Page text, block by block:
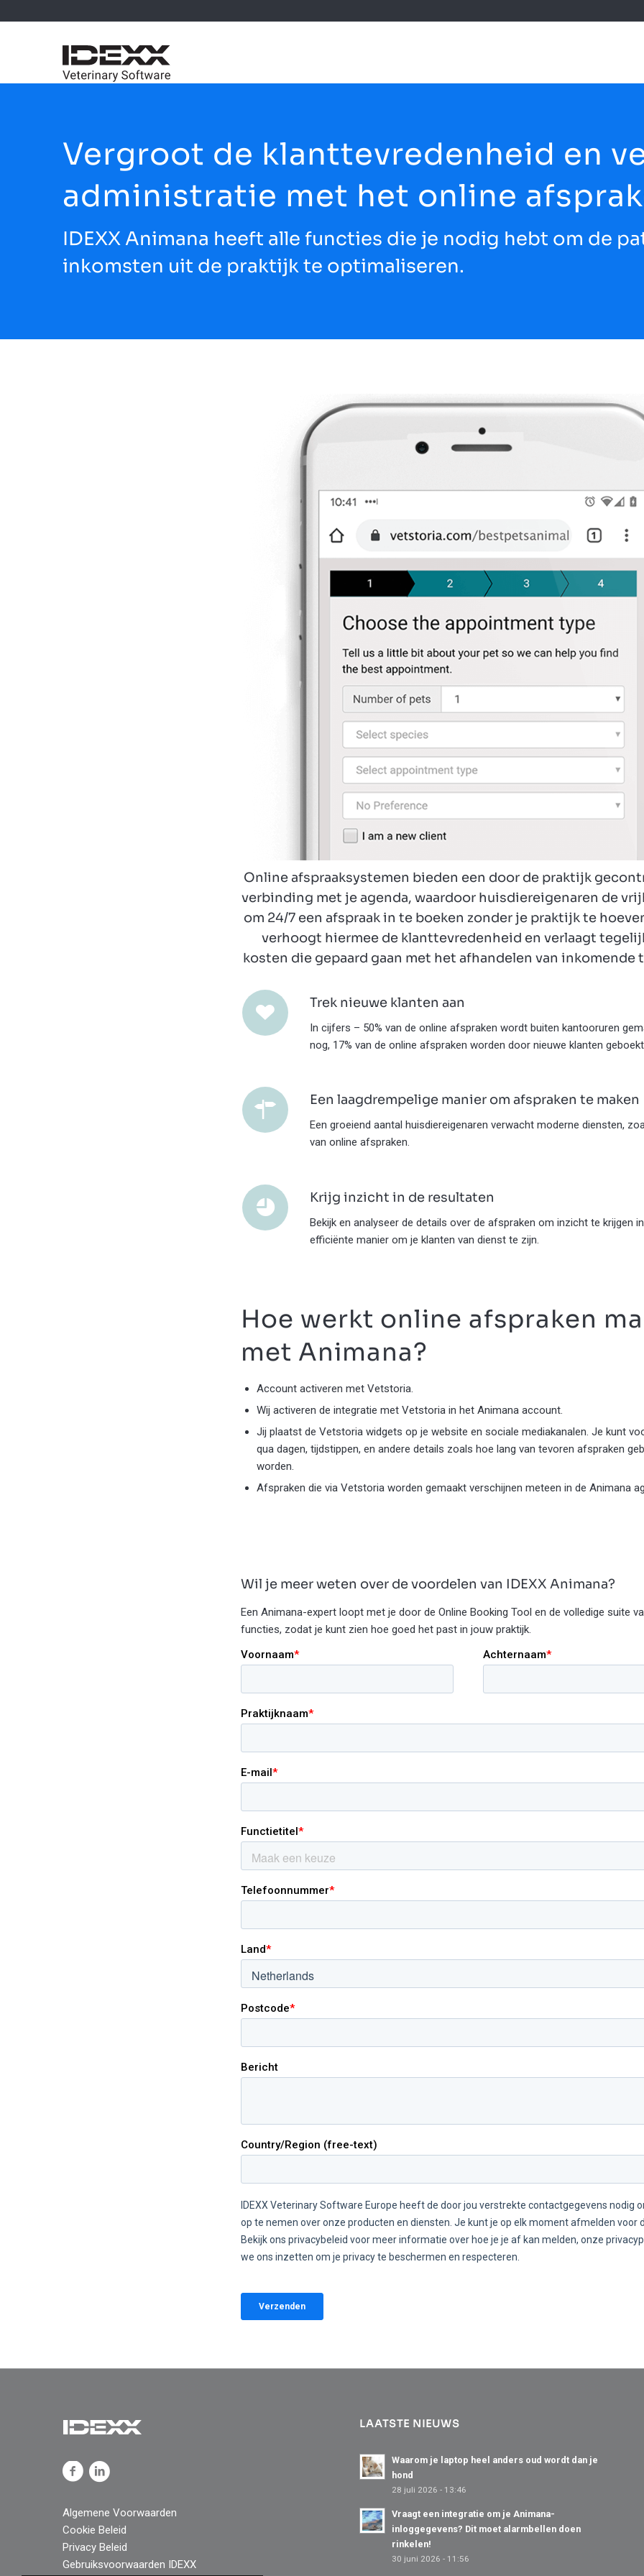
Vergroot de klanttevredenheid en
administratie met het online
IDEXX Animana heeft alle functies die je nodig hebt om de
inkomsten uit de praktijk te optimaliseren.
Online afspraaksystemen bieden een door de praktijk
verbinding met je agenda, waardoor huisdiereigenaren de
om 24/7 een afspraak in te boeken zonder je praktijk te
verhoogt hiermee de klanttevredenheid en verlaagt
kosten die gepaard gaan met het afhandelen van inkomende
Trek nieuwe klanten aan
In cijfers – 50% van de online afspraken wordt buiten kantooruren
nog, 17% van de online afspraken worden door nieuwe klanten
Een laagdrempelige manier om afspraken te maken
Een groeiend aantal huisdiereigenaren verwacht moderne diensten,
van online afspraken.
Krijg inzicht in de resultaten
Bekijk en analyseer de details over de afspraken om inzicht te krijgen
efficiënte manier om je klanten van dienst te zijn.
Hoe werkt online afspraken
met Animana?
Account activeren met Vetstoria.
Wij activeren de integratie met Vetstoria in het Animana account.
Jij plaatst de Vetstoria widgets op je website en sociale mediakanalen. Je kunt
qua dagen, tijdstippen, en andere details zoals hoe lang van tevoren afspraken
worden.
Afspraken die via Vetstoria worden gemaakt verschijnen meteen in de Animana
Wil je meer weten over de voordelen van IDEXX Animana?
Een Animana-expert loopt met je door de Online Booking Tool en de volledige suite
functies, zodat je kunt zien hoe goed het past in jouw praktijk.
Algemene Voorwaarden
Cookie Beleid
Privacy Beleid
Gebruiksvoorwaarden IDEXX
LAATSTE NIEUWS
Waarom je laptop heel anders oud wordt dan je
hond
28 juli 2026 - 13:46
Vraagt een integratie om je Animana-
inloggegevens? Dit moet alarmbellen doen
rinkelen!
30 juni 2026 - 11:56